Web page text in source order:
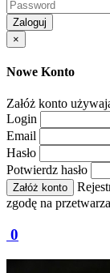
Zaloguj
×
Nowe Konto
Załóż konto
Login
Email
Hasło
Potwierdz hasło
Załóż konto
zgodę na
0